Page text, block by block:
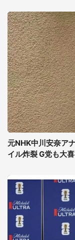
元NHK中川安奈ア
イル炸裂 G党も大